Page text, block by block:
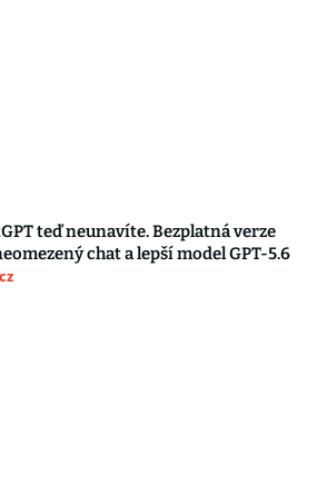
teď neunavíte. Bezplatná verze
chat a lepší model GPT-5.6